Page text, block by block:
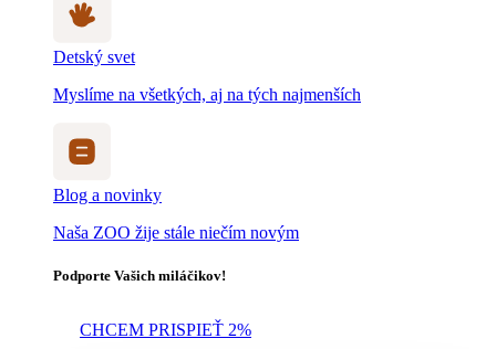
Detský svet
Myslíme na všetkých, aj na tých najmenších
Blog a novinky
Naša ZOO žije stále niečím novým
Podporte Vašich miláčikov!
CHCEM PRISPIEŤ 2%